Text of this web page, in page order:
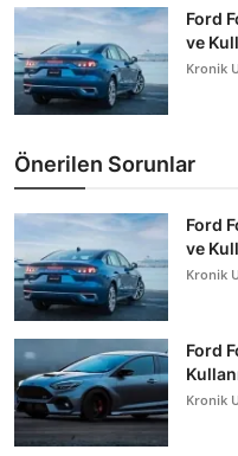
Ford
ve
Kronik
Önerilen Sorunlar
Ford
ve
Kronik
Ford
Kronik